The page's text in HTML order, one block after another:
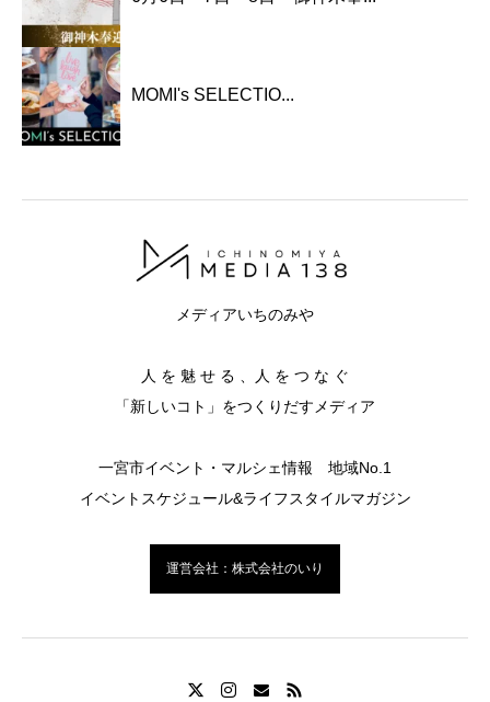
MOMI's SELECTIO...
メディアいちのみや
人 を 魅 せ る 、人 を つ な ぐ
「新しいコト」をつくりだすメディア
一宮市イベント・マルシェ情報 地域No.1
イベントスケジュール&ライフスタイルマガジン
運営会社：株式会社のいり